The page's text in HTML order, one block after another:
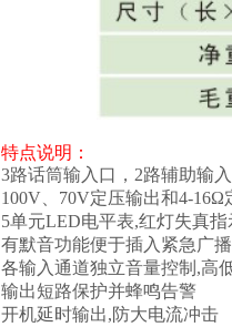
特点说明：
3路话筒输入口，2路辅助输
100V、70V定压输出和4-16Ω
5单元LED电平表,红灯失真指
有默音功能便于插入紧急广播
各输入通道独立音量控制,高
输出短路保护并蜂鸣告警
开机延时输出,防大电流冲击